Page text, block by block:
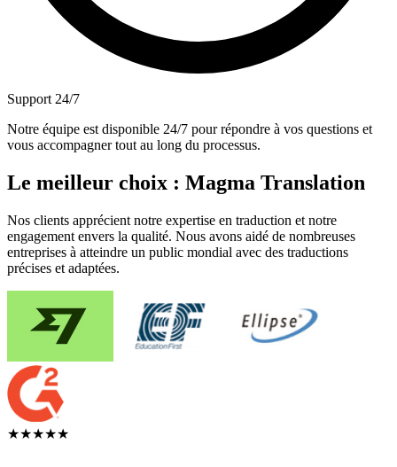
Support 24/7
Notre équipe est disponible 24/7 pour répondre à vos questions et
vous accompagner tout au long du processus.
Le meilleur choix : Magma Translation
Nos clients apprécient notre expertise en traduction et notre
engagement envers la qualité. Nous avons aidé de nombreuses
entreprises à atteindre un public mondial avec des traductions
précises et adaptées.
★★★★★